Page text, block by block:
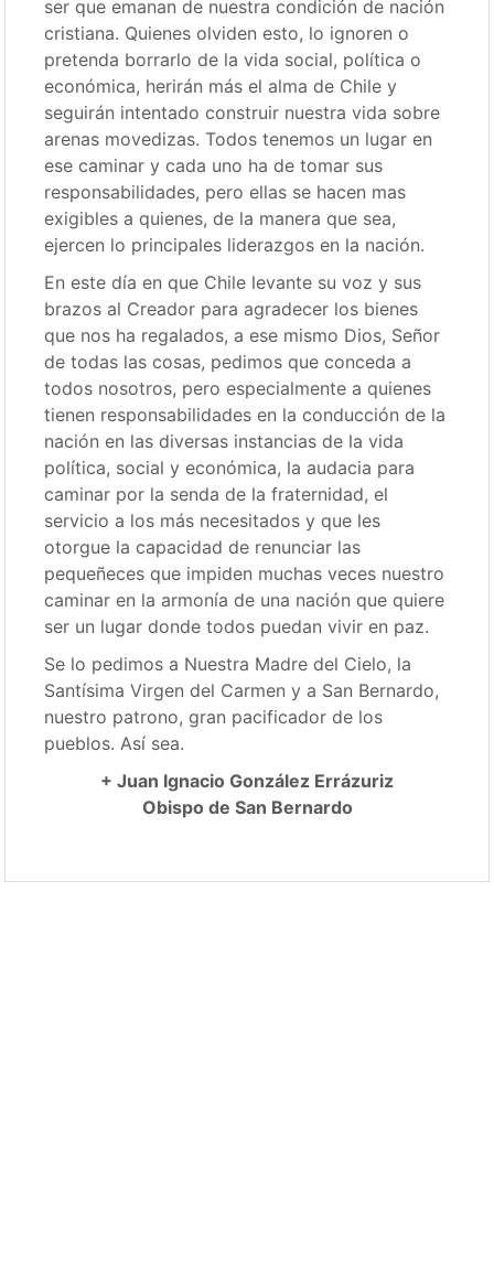
ser que emanan de nuestra condición de nación
cristiana. Quienes olviden esto, lo ignoren o
pretenda borrarlo de la vida social, política o
económica, herirán más el alma de Chile y
seguirán intentado construir nuestra vida sobre
arenas movedizas. Todos tenemos un lugar en
ese caminar y cada uno ha de tomar sus
responsabilidades, pero ellas se hacen mas
exigibles a quienes, de la manera que sea,
ejercen lo principales liderazgos en la nación.
En este día en que Chile levante su voz y sus
brazos al Creador para agradecer los bienes
que nos ha regalados, a ese mismo Dios, Señor
de todas las cosas, pedimos que conceda a
todos nosotros, pero especialmente a quienes
tienen responsabilidades en la conducción de la
nación en las diversas instancias de la vida
política, social y económica, la audacia para
caminar por la senda de la fraternidad, el
servicio a los más necesitados y que les
otorgue la capacidad de renunciar las
pequeñeces que impiden muchas veces nuestro
caminar en la armonía de una nación que quiere
ser un lugar donde todos puedan vivir en paz.
Se lo pedimos a Nuestra Madre del Cielo, la
Santísima Virgen del Carmen y a San Bernardo,
nuestro patrono, gran pacificador de los
pueblos. Así sea.
+ Juan Ignacio González Errázuriz
Obispo de San Bernardo